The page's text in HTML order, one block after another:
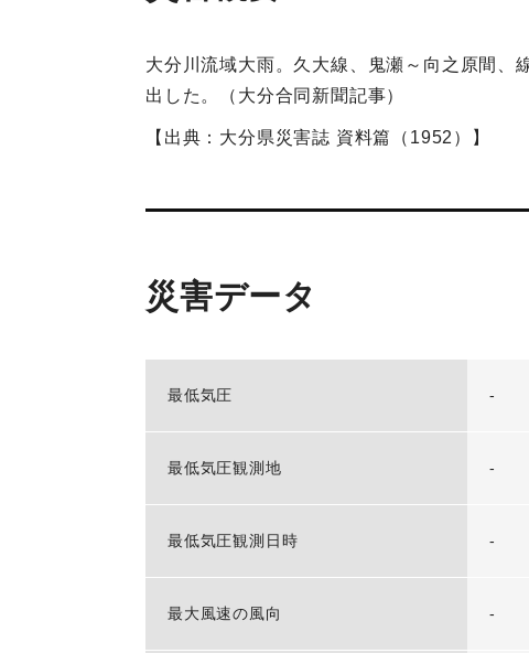
大分川流域大雨。久大線、鬼瀬～向之原間、
出した。（大分合同新聞記事）
【出典：大分県災害誌 資料篇（1952）】
災害データ
最低気圧 -
最低気圧観測地 -
最低気圧観測日時 -
最大風速の風向 -